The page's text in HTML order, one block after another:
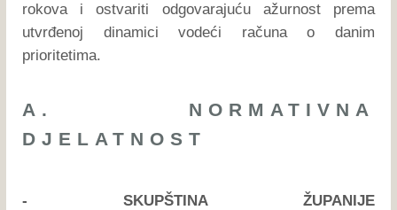
rokova i ostvariti odgovarajuću ažurnost prema
utvrđenoj dinamici vodeći računa o danim
prioritetima.
A. NORMATIVNA
DJELATNOST
- SKUPŠTINA ŽUPANIJE